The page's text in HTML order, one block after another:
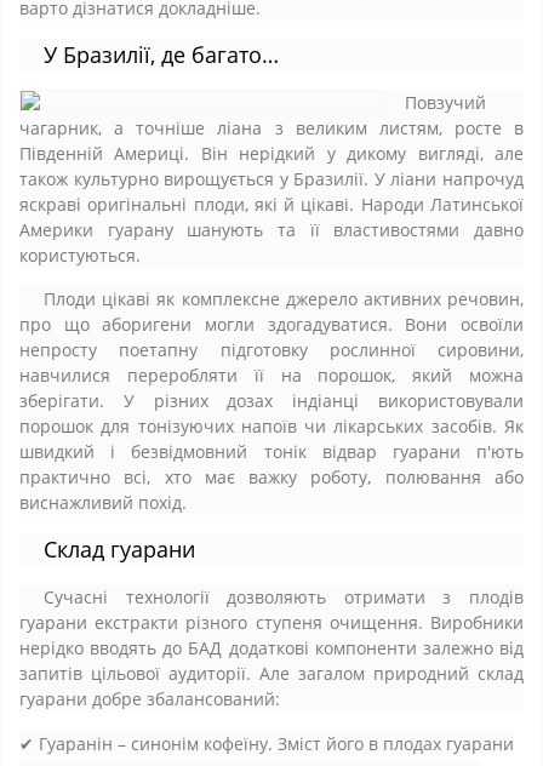
варто дізнатися докладніше.
У Бразилії, де багато…
Повзучий
чагарник, а точніше ліана з великим листям, росте в
Південній Америці. Він нерідкий у дикому вигляді, але
також культурно вирощується у Бразилії. У ліани напрочуд
яскраві оригінальні плоди, які й цікаві. Народи Латинської
Америки гуарану шанують та її властивостями давно
користуються.
Плоди цікаві як комплексне джерело активних речовин,
про що аборигени могли здогадуватися. Вони освоїли
непросту поетапну підготовку рослинної сировини,
навчилися переробляти її на порошок, який можна
зберігати. У різних дозах індіанці використовували
порошок для тонізуючих напоїв чи лікарських засобів. Як
швидкий і безвідмовний тонік відвар гуарани п'ють
практично всі, хто має важку роботу, полювання або
виснажливий похід.
Склад гуарани
Сучасні технології дозволяють отримати з плодів
гуарани екстракти різного ступеня очищення. Виробники
нерідко вводять до БАД додаткові компоненти залежно від
запитів цільової аудиторії. Але загалом природний склад
гуарани добре збалансований:
✔ Гуаранін – синонім кофеїну. Зміст його в плодах гуарани